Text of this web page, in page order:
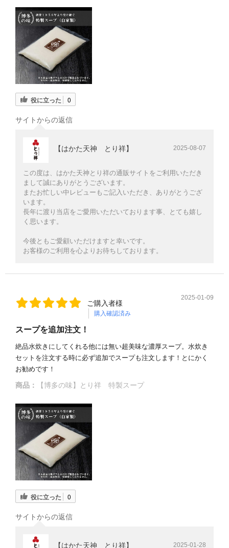
役に立った 0
サイトからの返信
【はかた天神 とり祥】 2025-08-07
この度は、はかた天神とり祥の通販サイトをご利用いただき
まして誠にありがとうございます。
またお忙しい中レビューもご記入いただき、ありがとうござ
います。
長年に渡り当店をご愛用いただいております事、とても嬉し
く思います。
今後ともご愛顧いただけますと幸いです。
お客様のご利用を心よりお待ちしております。
ご購入者様
購入確認済み
2025-01-09
スープを追加注文！
絶品水炊きにしてくれる他には無い超美味な濃厚スープ。水炊き
セットを注文する時に必ず追加でスープも注文します！とにかく
お勧めです！
商品： 【博多の味】とり祥 特製スープ
役に立った 0
サイトからの返信
【はかた天神 とり祥】 2025-01-28